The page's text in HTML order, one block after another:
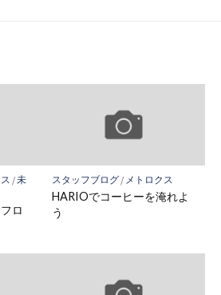
/未
ロ
スタッフブログ/ メトロクス
HARIOでコーヒーを淹れよ
う